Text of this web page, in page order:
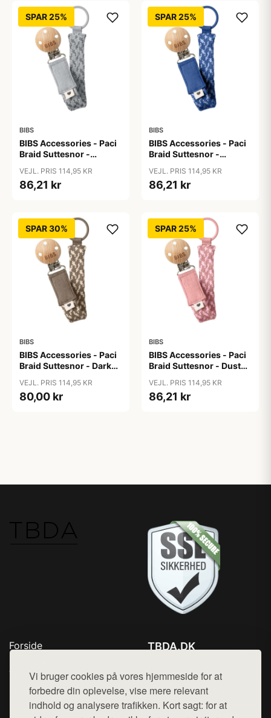
Vi bruger cookies på vores hjemmeside for at
forbedre din oplevelse, vise mere relevant
indhold og analysere trafikken. Kort sagt: for at
SPAR 25%
BIBS
BIBS Accessories - Paci
Braid Suttesnor -
VEJL. PRIS 114,95 KR
86,21 kr
SPAR 25%
BIBS
BIBS Accessories - Paci
Braid Suttesnor -
VEJL. PRIS 114,95 KR
86,21 kr
SPAR 30%
BIBS
BIBS Accessories - Paci
Braid Suttesnor - Dark
VEJL. PRIS 114,95 KR
80,00 kr
SPAR 25%
BIBS
BIBS Accessories - Paci
Braid Suttesnor - Dusty
VEJL. PRIS 114,95 KR
86,21 kr
Forside
Top Rabatter
Kontakt
TBDA.DK
Mail: hej@want.dk
Cookie- og privatlivspolitik